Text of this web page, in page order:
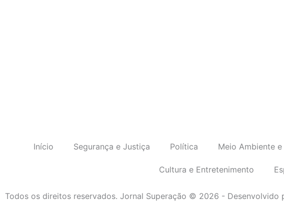
Início Segurança e Justiça Política Meio Ambiente
Cultura e Entretenimento
Todos os direitos reservados. Jornal Superação © 2026 - Desenvolvido